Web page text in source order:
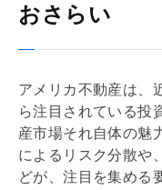
おさらい
アメリカ不動産は、
ら注目されている投
産市場それ自体の魅
によるリスク分散や
どが、注目を集める